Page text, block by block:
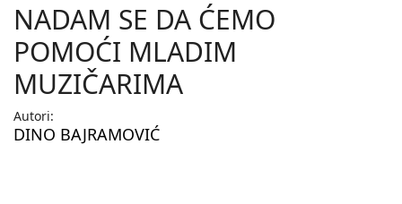
NADAM SE DA ĆEMO
POMOĆI MLADIM
MUZIČARIMA
Autori:
DINO BAJRAMOVIĆ